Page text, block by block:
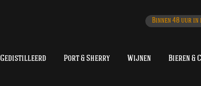
Binnen 48 uur in
Gedistilleerd Port & Sherry Wijnen Bieren &